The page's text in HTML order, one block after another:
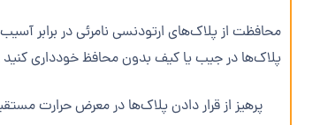
محافظت از پلاک‌های ارتودنسی نامرئی در برابر
پلاک‌ها در جیب یا کیف بدون محافظ خودداری
پرهیز از قرار دادن پلاک‌ها در معرض حرارت